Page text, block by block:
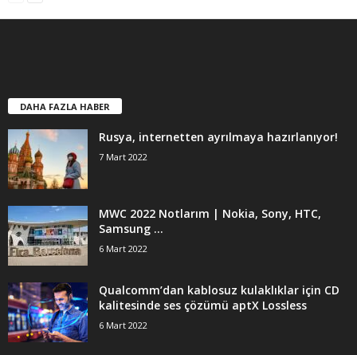
DAHA FAZLA HABER
Rusya, internetten ayrılmaya hazırlanıyor!
7 Mart 2022
MWC 2022 Notlarım | Nokia, Sony, HTC,
Samsung …
6 Mart 2022
Qualcomm’dan kablosuz kulaklıklar için CD
kalitesinde ses çözümü aptX Lossless
6 Mart 2022